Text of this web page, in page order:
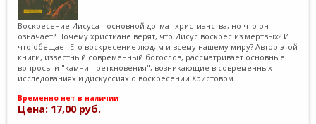
Воскресение Иисуса - основной догмат христианства, но что он
означает? Почему христиане верят, что Иисус воскрес из мёртвых? И
что обещает Его воскресение людям и всему нашему миру? Автор этой
книги, известный современный богослов, рассматривает основные
вопросы и "камни преткновения", возникающие в современных
исследованиях и дискуссиях о воскресении Христовом.
Временно нет в наличии
Цена: 17,00 руб.